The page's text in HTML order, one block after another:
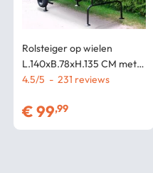
Rolsteiger op wielen
L.140xB.78xH.135 CM met 2
platformen
4.5/5 - 231
€99,99